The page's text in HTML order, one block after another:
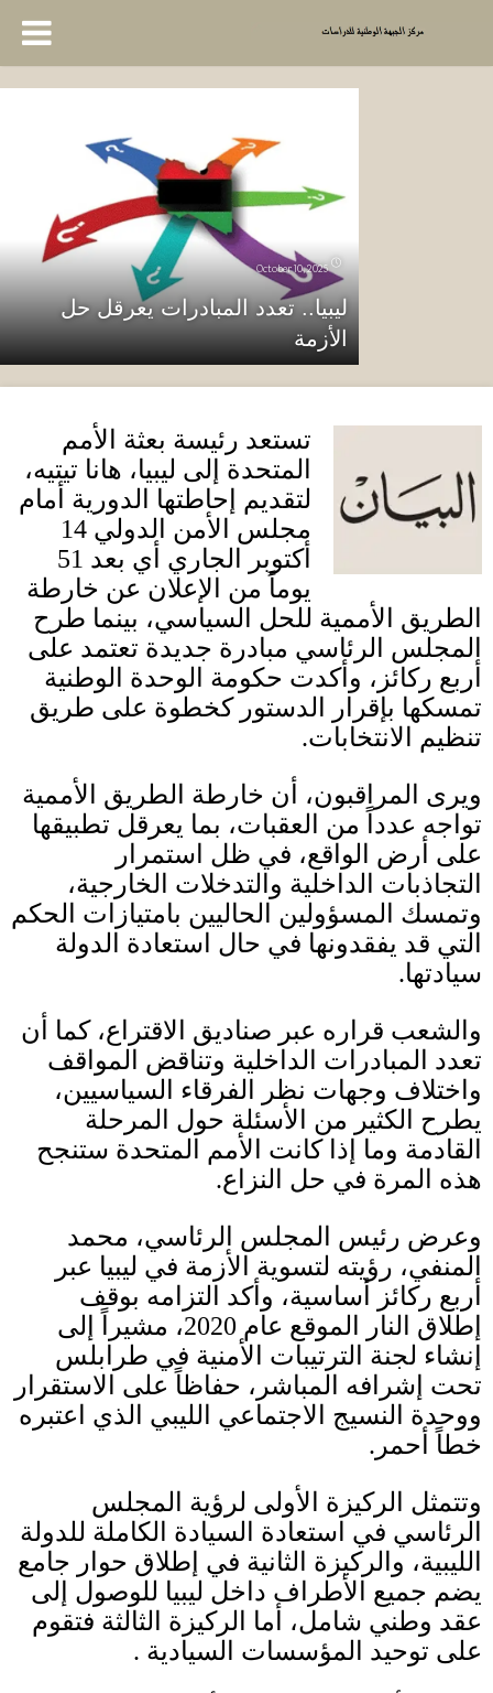
October 10, 2025
ليبيا.. تعدد المبادرات يعرقل حل
الأزمة
تستعد رئيسة بعثة الأمم
المتحدة إلى ليبيا، هانا تيتيه،
لتقديم إحاطتها الدورية أمام
مجلس الأمن الدولي 14
أكتوبر الجاري أي بعد 51
يوماً من الإعلان عن خارطة
الطريق الأممية للحل السياسي، بينما طرح
المجلس الرئاسي مبادرة جديدة تعتمد على
أربع ركائز، وأكدت حكومة الوحدة الوطنية
تمسكها بإقرار الدستور كخطوة على طريق
تنظيم الانتخابات.
ويرى المراقبون، أن خارطة الطريق الأممية
تواجه عدداً من العقبات، بما يعرقل تطبيقها
على أرض الواقع، في ظل استمرار
التجاذبات الداخلية والتدخلات الخارجية،
وتمسك المسؤولين الحاليين بامتيازات الحكم
التي قد يفقدونها في حال استعادة الدولة
سيادتها.
والشعب قراره عبر صناديق الاقتراع، كما أن
تعدد المبادرات الداخلية وتناقض المواقف
واختلاف وجهات نظر الفرقاء السياسيين،
يطرح الكثير من الأسئلة حول المرحلة
القادمة وما إذا كانت الأمم المتحدة ستنجح
هذه المرة في حل النزاع.
وعرض رئيس المجلس الرئاسي، محمد
المنفي، رؤيته لتسوية الأزمة في ليبيا عبر
أربع ركائز أساسية، وأكد التزامه بوقف
إطلاق النار الموقع عام 2020، مشيراً إلى
إنشاء لجنة الترتيبات الأمنية في طرابلس
تحت إشرافه المباشر، حفاظاً على الاستقرار
ووحدة النسيج الاجتماعي الليبي الذي اعتبره
خطاً أحمر .
وتتمثل الركيزة الأولى لرؤية المجلس
الرئاسي في استعادة السيادة الكاملة للدولة
الليبية، والركيزة الثانية في إطلاق حوار جامع
يضم جميع الأطراف داخل ليبيا للوصول إلى
عقد وطني شامل، أما الركيزة الثالثة فتقوم
على توحيد المؤسسات السيادية .